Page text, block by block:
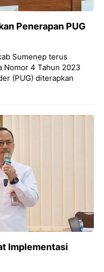
Penerapan PUG
Sumenep terus
Nomor 4 Tahun 2023
(PUG) diterapkan
Implementasi